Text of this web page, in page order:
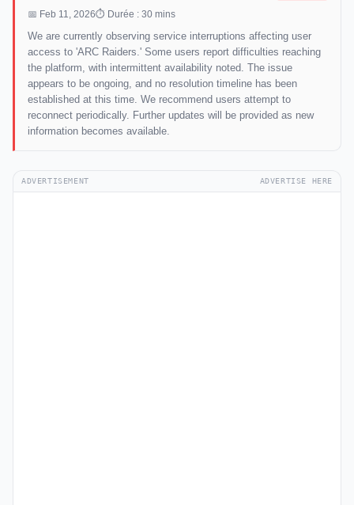
📅 Feb 11, 2026⏱ Durée : 30 mins
We are currently observing service interruptions affecting user
access to 'ARC Raiders.' Some users report difficulties reaching
the platform, with intermittent availability noted. The issue
appears to be ongoing, and no resolution timeline has been
established at this time. We recommend users attempt to
reconnect periodically. Further updates will be provided as new
information becomes available.
ADVERTISEMENT ADVERTISE HERE